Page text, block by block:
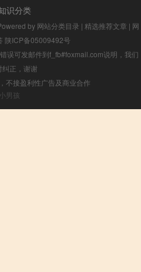
识分类
by 网站分类目录 | 精选推荐文章 | 网
陕ICP备05009492号
误可发邮件到f_fb#foxmail.com说明，我们
纠正，谢谢
不接盈利性广告及商业合作
小男孩